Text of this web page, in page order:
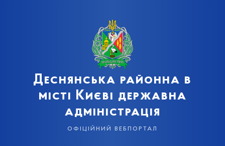
Деснянська районна в
місті Києві державна
адміністрація
офіційний вебпортал